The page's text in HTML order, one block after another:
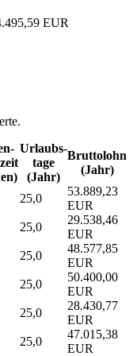
EUR
Urlaubs­
tage
(Jahr)
Bruttolohn
(Jahr)
25,0
53.889,23
EUR
25,0
29.538,46
EUR
25,0
48.577,85
EUR
25,0
50.400,00
EUR
25,0
28.430,77
EUR
25,0
47.015,38
EUR